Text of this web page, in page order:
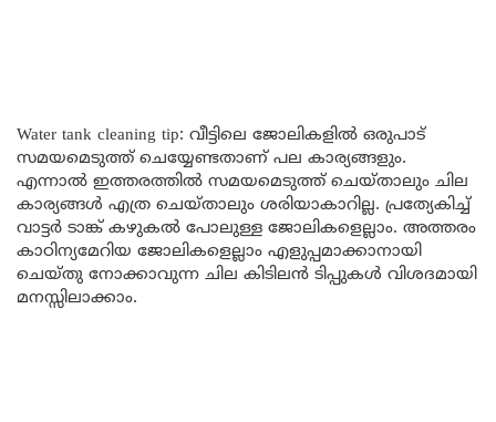
Water tank cleaning tip: വീട്ടിലെ ജോലികളിൽ ഒരുപാട്
സമയമെടുത്ത് ചെയ്യേണ്ടതാണ് പല കാര്യങ്ങളും.
എന്നാൽ ഇത്തരത്തിൽ സമയമെടുത്ത് ചെയ്താലും ചില
കാര്യങ്ങൾ എത്ര ചെയ്താലും ശരിയാകാറില്ല. പ്രത്യേകിച്ച്
വാട്ടർ ടാങ്ക് കഴുകൽ പോലുള്ള ജോലികളെല്ലാം. അത്തരം
കാഠിന്യമേറിയ ജോലികളെല്ലാം എളുപ്പമാക്കാനായി
ചെയ്തു നോക്കാവുന്ന ചില കിടിലൻ ടിപ്പുകൾ വിശദമായി
മനസ്സിലാക്കാം.